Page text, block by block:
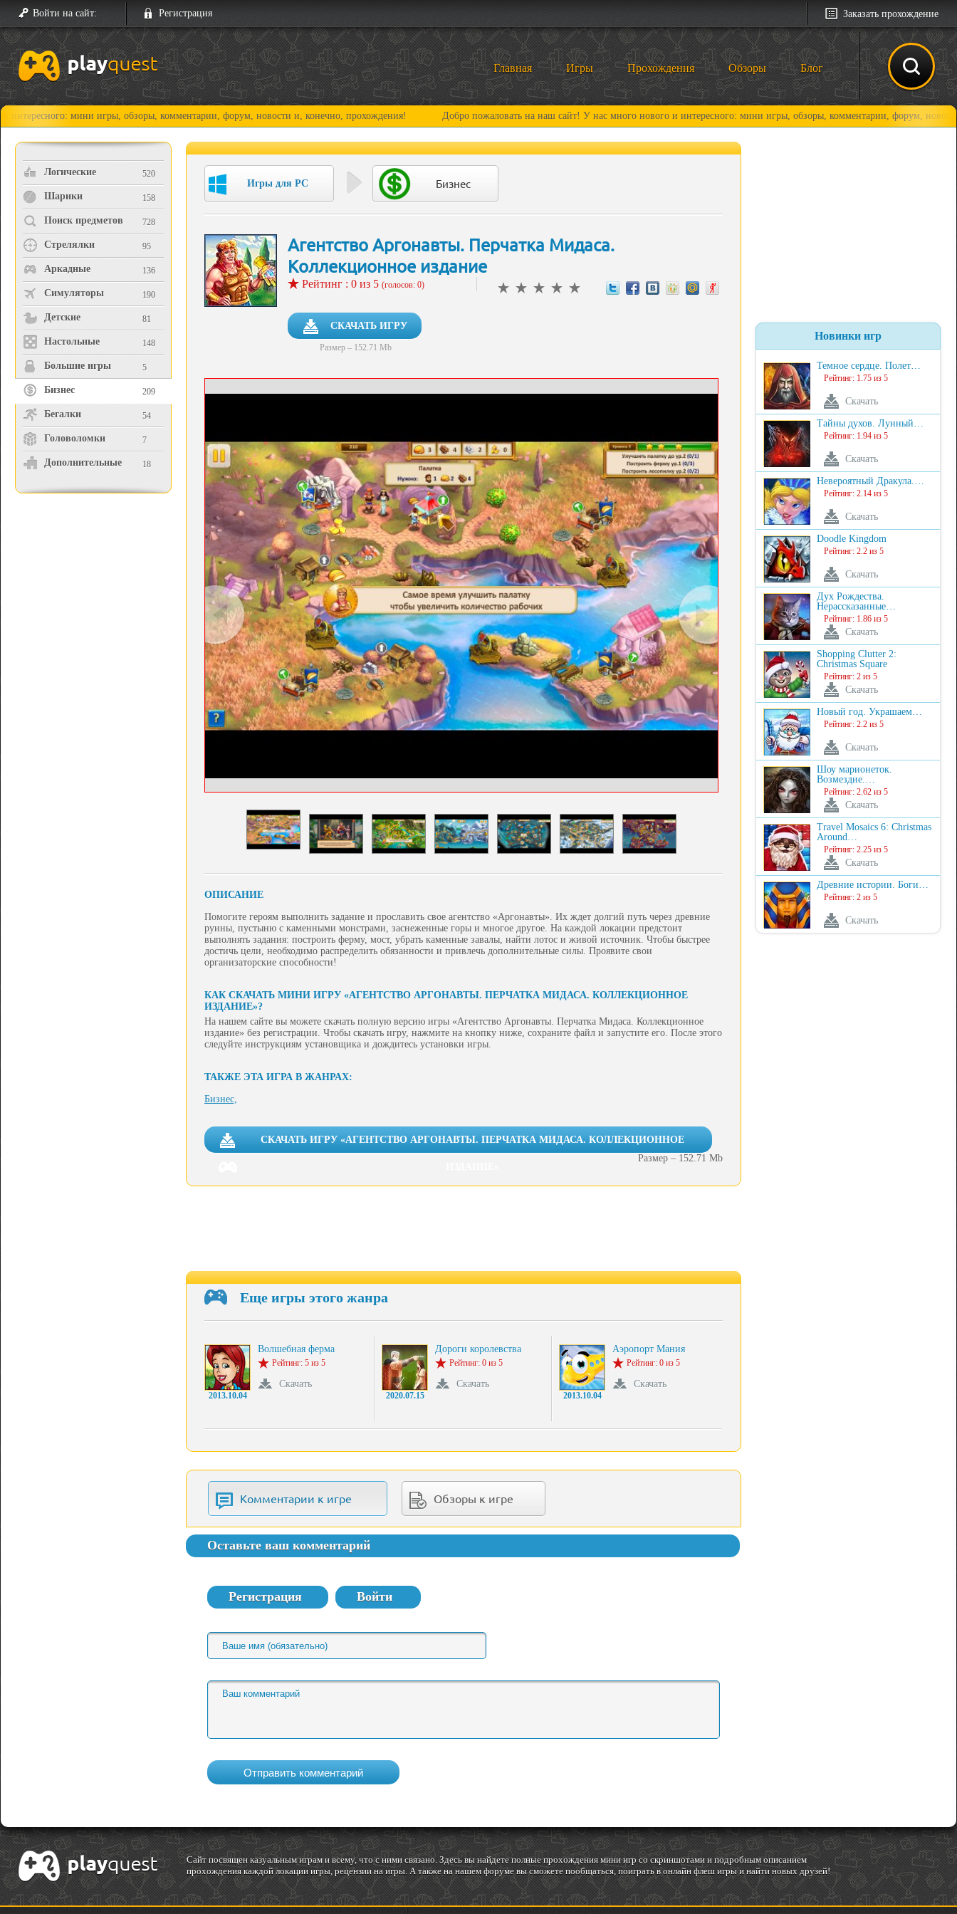
Войти на сайт: Регистрация Заказать прохождение
Главная Игры Прохождения Обзоры Блог
мини игры, обзоры, комментарии, форум, новости и, конечно, прохождения! Добро пожаловать на наш сайт! У нас много нового и интересного: мини игры, обзоры, комментарии, форум, новости и,
Логические 520
Шарики 158
Поиск предметов 728
Стрелялки 95
Аркадные 136
Симуляторы 190
Детские 81
Настольные 148
Большие игры 5
Бизнес 209
Бегалки 54
Головоломки 7
Дополнительные 18
Игры для PC Бизнес
Агентство Аргонавты. Перчатка Мидаса.
Коллекционное издание
Рейтинг : 0 из 5 (голосов: 0)
СКАЧАТЬ ИГРУ
Размер – 152.71 Mb
ОПИСАНИЕ
Помогите героям выполнить задание и прославить свое агентство «Аргонавты». Их ждет долгий путь через древние
руины, пустыню с каменными монстрами, заснеженные горы и многое другое. На каждой локации предстоит
выполнять задания: построить ферму, мост, убрать каменные завалы, найти лотос и живой источник. Чтобы быстрее
достичь цели, необходимо распределить обязанности и привлечь дополнительные силы. Проявите свои
организаторские способности!
КАК СКАЧАТЬ МИНИ ИГРУ «АГЕНТСТВО АРГОНАВТЫ. ПЕРЧАТКА МИДАСА. КОЛЛЕКЦИОННОЕ
ИЗДАНИЕ»?
На нашем сайте вы можете скачать полную версию игры «Агентство Аргонавты. Перчатка Мидаса. Коллекционное
издание» без регистрации. Чтобы скачать игру, нажмите на кнопку ниже, сохраните файл и запустите его. После этого
следуйте инструкциям установщика и дождитесь установки игры.
ТАКЖЕ ЭТА ИГРА В ЖАНРАХ:
Бизнес,
СКАЧАТЬ ИГРУ «АГЕНТСТВО АРГОНАВТЫ. ПЕРЧАТКА МИДАСА. КОЛЛЕКЦИОННОЕ
Размер – 152.71 Mb
Еще игры этого жанра
2013.10.04
Волшебная ферма
Рейтинг: 5 из 5
Скачать
2020.07.15
Дороги королевства
Рейтинг: 0 из 5
Скачать
2013.10.04
Аэропорт Мания
Рейтинг: 0 из 5
Скачать
Комментарии к игре Обзоры к игре
Оставьте ваш комментарий
Регистрация Войти
Новинки игр
Темное сердце. Полет…
Рейтинг: 1.75 из 5
Скачать
Тайны духов. Лунный…
Рейтинг: 1.94 из 5
Скачать
Невероятный Дракула.…
Рейтинг: 2.14 из 5
Скачать
Doodle Kingdom
Рейтинг: 2.2 из 5
Скачать
Дух Рождества.
Нерассказанные…
Рейтинг: 1.86 из 5
Скачать
Shopping Clutter 2:
Christmas Square
Рейтинг: 2 из 5
Скачать
Новый год. Украшаем…
Рейтинг: 2.2 из 5
Скачать
Шоу марионеток.
Возмездие.…
Рейтинг: 2.62 из 5
Скачать
Travel Mosaics 6: Christmas
Around…
Рейтинг: 2.25 из 5
Скачать
Древние истории. Боги…
Рейтинг: 2 из 5
Скачать
Cайт посвящен казуальным играм и всему, что с ними связано. Здесь вы найдете полные прохождения мини игр со скриншотами и подробным описанием
прохождения каждой локации игры, рецензии на игры. А также на нашем форуме вы сможете пообщаться, поиграть в онлайн флеш игры и найти новых друзей!